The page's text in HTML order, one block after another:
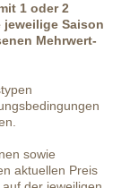
1 oder 2
jeweilige Saison
Mehrwert-
sowie
aktuellen Preis